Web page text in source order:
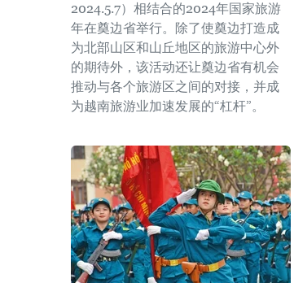
2024.5.7）相结合的2024年国家旅游
年在奠边省举行。除了使奠边打造成
为北部山区和山丘地区的旅游中心外
的期待外，该活动还让奠边省有机会
推动与各个旅游区之间的对接，并成
为越南旅游业加速发展的“杠杆”。